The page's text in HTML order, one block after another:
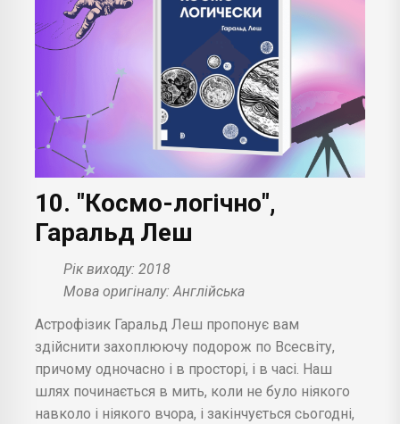
10. "Космо-логічно",
Гаральд Леш
Рік виходу: 2018
Мова оригіналу: Англійська
Астрофізик Гаральд Леш пропонує вам
здійснити захоплюючу подорож по Всесвіту,
причому одночасно і в просторі, і в часі. Наш
шлях починається в мить, коли не було ніякого
навколо і ніякого вчора, і закінчується сьогодні,